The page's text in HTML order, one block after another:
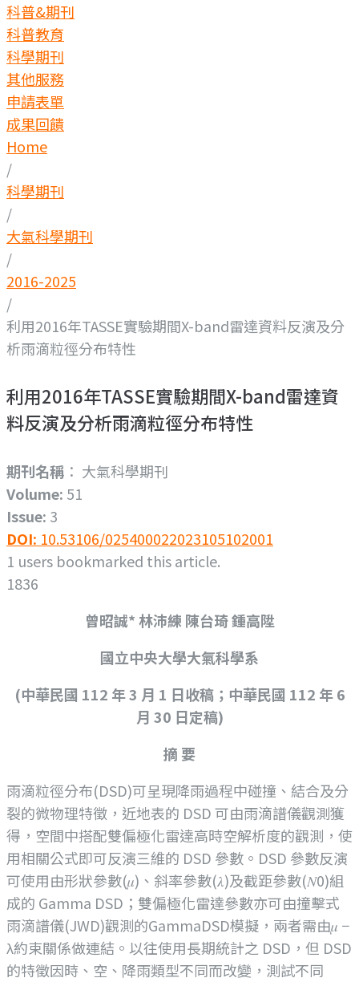
科普&期刊
科普教育
科學期刊
其他服務
申請表單
成果回饋
Home
/
科學期刊
/
大氣科學期刊
/
2016-2025
/
利用2016年TASSE實驗期間X-band雷達資料反演及分
析雨滴粒徑分布特性
利用2016年TASSE實驗期間X-band雷達資
料反演及分析雨滴粒徑分布特性
期刊名稱 ： 大氣科學期刊
Volume: 51
Issue: 3
DOI: 10.53106/025400022023105102001
1 users bookmarked this article.
1836
曾昭誠* 林沛練 陳台琦 鍾高陞
國立中央大學大氣科學系
(中華民國 112 年 3 月 1 日收稿；中華民國 112 年 6
月 30 日定稿)
摘 要
雨滴粒徑分布(DSD)可呈現降雨過程中碰撞、結合及分
裂的微物理特徵，近地表的 DSD 可由雨滴譜儀觀測獲
得，空間中搭配雙偏極化雷達高時空解析度的觀測，使
用相關公式即可反演三維的 DSD 參數。DSD 參數反演
可使用由形狀參數(𝜇)、斜率參數(𝜆)及截距參數(𝑁0)組
成的 Gamma DSD；雙偏極化雷達參數亦可由撞擊式
雨滴譜儀(JWD)觀測的GammaDSD模擬，兩者需由𝜇 −
λ約束關係做連結。以往使用長期統計之 DSD，但 DSD
的特徵因時、空、降雨類型不同而改變，測試不同